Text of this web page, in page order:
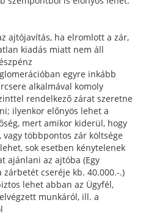
ajtójavítás, ha elromlott a zár,
kiadás miatt nem áll
egyre inkább
alkalmával komoly
rendelkező zárat szeretne
ilyenkor előnyös lehet a
mert amikor kiderül, hogy
többpontos zár költsége
sok esetben kénytelenek
ajánlani az ajtóba (Egy
cseréje kb. 40.000.-.)
lehet abban az Ügyfél,
munkáról, ill. a